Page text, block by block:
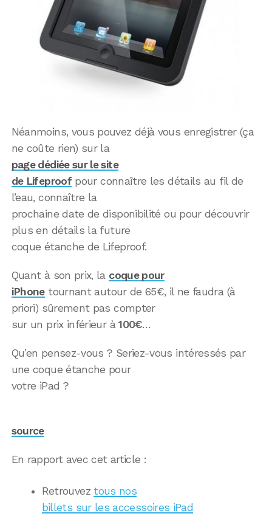
Néanmoins, vous pouvez déjà vous enregistrer (ça
ne coûte rien) sur la
page dédiée sur le site
de Lifeproofpour connaître les détails au fil de
l’eau, connaître la
prochaine date de disponibilité ou pour découvrir
plus en détails la future
coque étanche de Lifeproof.
Quant à son prix, la coque pour
iPhonetournant autour de 65€, il ne faudra (à
priori) sûrement pas compter
sur un prix inférieur à100€…
Qu’en pensez-vous ? Seriez-vous intéressés par
une coque étanche pour
votre iPad ?
source
En rapport avec cet article :
Retrouvez tous nos
billets sur les accessoires iPad